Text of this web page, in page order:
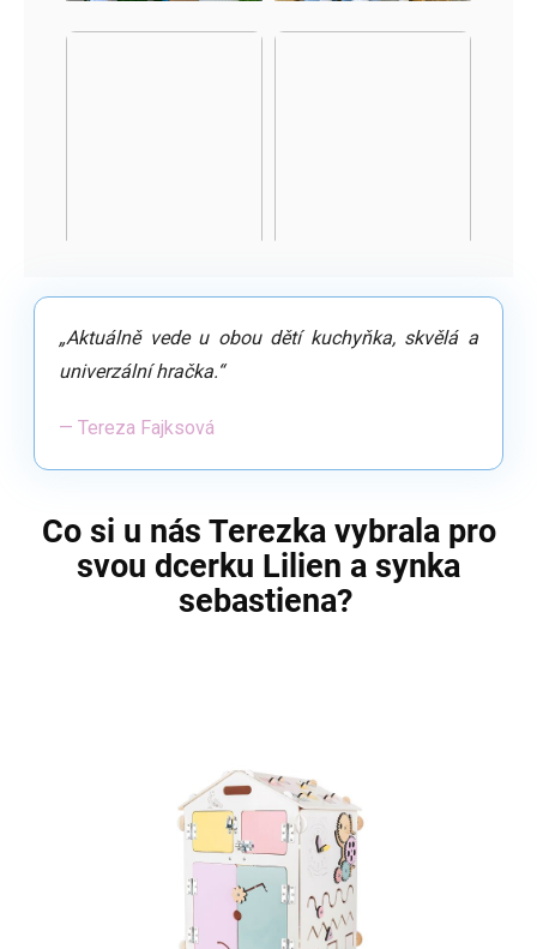
„Aktuálně vede u obou dětí kuchyňka, skvělá a
univerzální hračka.“
— Tereza Fajksová
Co si u nás Terezka vybrala pro
svou dcerku Lilien a synka
sebastiena?